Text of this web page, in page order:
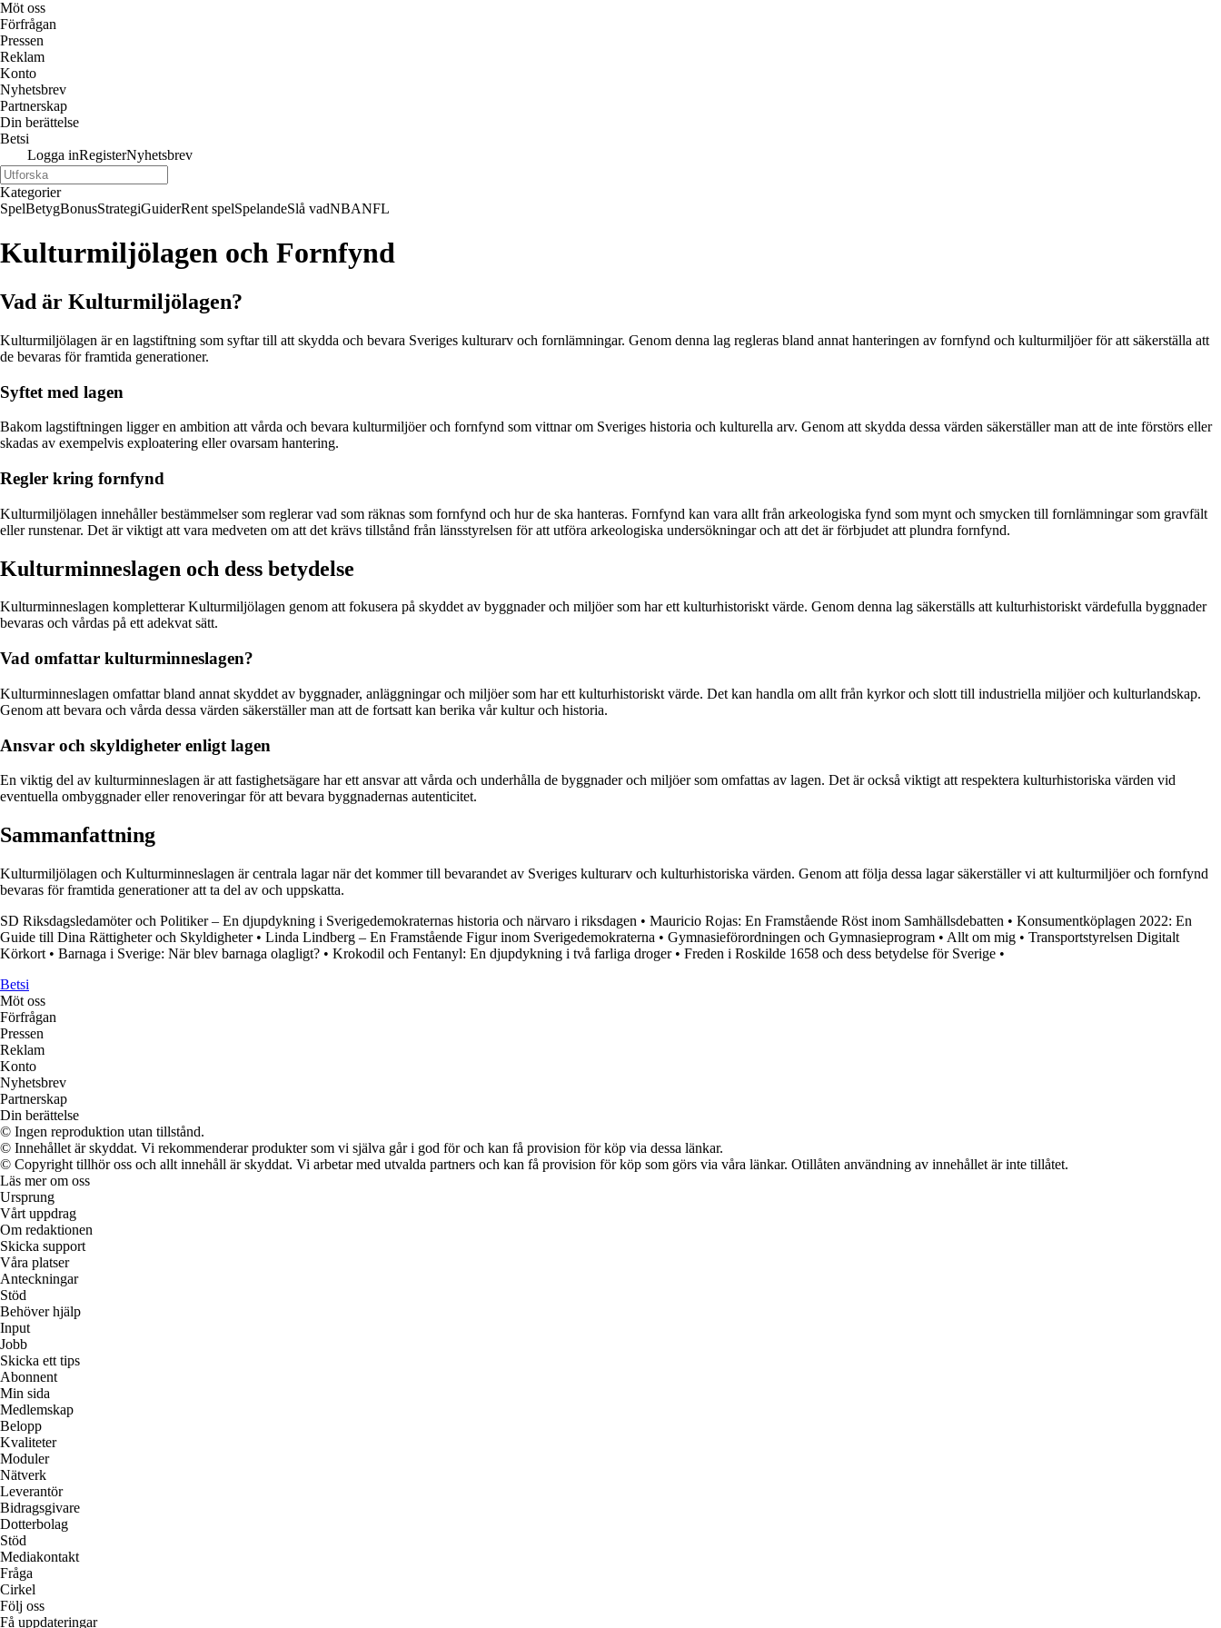
Möt oss
Förfrågan
Pressen
Reklam
Konto
Nyhetsbrev
Partnerskap
Din berättelse
Betsi
Logga inRegisterNyhetsbrev
Kategorier
SpelBetygBonusStrategiGuiderRent spelSpelandeSlå vadNBANFL
Kulturmiljölagen och Fornfynd
Vad är Kulturmiljölagen?
Kulturmiljölagen är en lagstiftning som syftar till att skydda och bevara Sveriges kulturarv och fornlämningar. Genom denna lag regleras bland annat hanteringen av fornfynd och kulturmiljöer för att säkerställa att
de bevaras för framtida generationer.
Syftet med lagen
Bakom lagstiftningen ligger en ambition att vårda och bevara kulturmiljöer och fornfynd som vittnar om Sveriges historia och kulturella arv. Genom att skydda dessa värden säkerställer man att de inte förstörs eller
skadas av exempelvis exploatering eller ovarsam hantering.
Regler kring fornfynd
Kulturmiljölagen innehåller bestämmelser som reglerar vad som räknas som fornfynd och hur de ska hanteras. Fornfynd kan vara allt från arkeologiska fynd som mynt och smycken till fornlämningar som gravfält
eller runstenar. Det är viktigt att vara medveten om att det krävs tillstånd från länsstyrelsen för att utföra arkeologiska undersökningar och att det är förbjudet att plundra fornfynd.
Kulturminneslagen och dess betydelse
Kulturminneslagen kompletterar Kulturmiljölagen genom att fokusera på skyddet av byggnader och miljöer som har ett kulturhistoriskt värde. Genom denna lag säkerställs att kulturhistoriskt värdefulla byggnader
bevaras och vårdas på ett adekvat sätt.
Vad omfattar kulturminneslagen?
Kulturminneslagen omfattar bland annat skyddet av byggnader, anläggningar och miljöer som har ett kulturhistoriskt värde. Det kan handla om allt från kyrkor och slott till industriella miljöer och kulturlandskap.
Genom att bevara och vårda dessa värden säkerställer man att de fortsatt kan berika vår kultur och historia.
Ansvar och skyldigheter enligt lagen
En viktig del av kulturminneslagen är att fastighetsägare har ett ansvar att vårda och underhålla de byggnader och miljöer som omfattas av lagen. Det är också viktigt att respektera kulturhistoriska värden vid
eventuella ombyggnader eller renoveringar för att bevara byggnadernas autenticitet.
Sammanfattning
Kulturmiljölagen och Kulturminneslagen är centrala lagar när det kommer till bevarandet av Sveriges kulturarv och kulturhistoriska värden. Genom att följa dessa lagar säkerställer vi att kulturmiljöer och fornfynd
bevaras för framtida generationer att ta del av och uppskatta.
SD Riksdagsledamöter och Politiker – En djupdykning i Sverigedemokraternas historia och närvaro i riksdagen • Mauricio Rojas: En Framstående Röst inom Samhällsdebatten • Konsumentköplagen 2022: En
Guide till Dina Rättigheter och Skyldigheter• Linda Lindberg – En Framstående Figur inom Sverigedemokraterna • Gymnasieförordningen och Gymnasieprogram • Allt om mig • Transportstyrelsen Digitalt
Körkort • Barnaga i Sverige: När blev barnaga olagligt? • Krokodil och Fentanyl: En djupdykning i två farliga droger• Freden i Roskilde 1658 och dess betydelse för Sverige •
Betsi
Möt oss
Förfrågan
Pressen
Reklam
Konto
Nyhetsbrev
Partnerskap
Din berättelse
© Ingen reproduktion utan tillstånd.
© Innehållet är skyddat. Vi rekommenderar produkter som vi själva går i god för och kan få provision för köp via dessa länkar.
© Copyright tillhör oss och allt innehåll är skyddat. Vi arbetar med utvalda partners och kan få provision för köp som görs via våra länkar. Otillåten användning av innehållet är inte tillåtet.
Läs mer om oss
Ursprung
Vårt uppdrag
Om redaktionen
Skicka support
Våra platser
Anteckningar
Stöd
Behöver hjälp
Input
Jobb
Skicka ett tips
Abonnent
Min sida
Medlemskap
Belopp
Kvaliteter
Moduler
Nätverk
Leverantör
Bidragsgivare
Dotterbolag
Stöd
Mediakontakt
Fråga
Cirkel
Följ oss
Få uppdateringar